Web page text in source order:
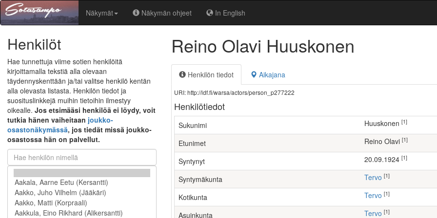
Näkymät Näkymän ohjeet In English
Henkilöt
Hae tunnettuja viime sotien henkilöitä
kirjoittamalla tekstiä alla olevaan
täydennyskenttään ja/tai valitse henkilö kentän
alla olevasta listasta. Henkilön tiedot ja
suosituslinkkejä muihin tietoihin ilmestyy
oikealle. Jos etsimääsi henkilöä ei löydy, voit
tutkia hänen vaiheitaan joukko-
osastonäkymässä, jos tiedät missä joukko-
osastossa hän on palvellut.
Reino Olavi Huuskonen
Henkilön tiedot Aikajana
URI: http://ldf.fi/warsa/actors/person_p277222
Henkilötiedot
Sukunimi Huuskonen [1]
Etunimet Reino Olavi [1]
Syntynyt 20.09.1924 [1]
Syntymäkunta Tervo [1]
Kotikunta Tervo [1]
Asuinkunta Tervo [1]